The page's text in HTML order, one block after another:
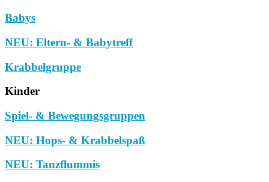
Babys
NEU: Eltern- & Babytreff
Krabbelgruppe
Kinder
Spiel- & Bewegungsgruppen
NEU: Hops- & Krabbelspaß
NEU: Tanzflummis